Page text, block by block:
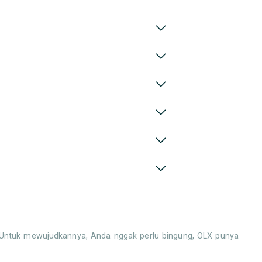
mewujudkannya, Anda nggak perlu bingung, OLX punya